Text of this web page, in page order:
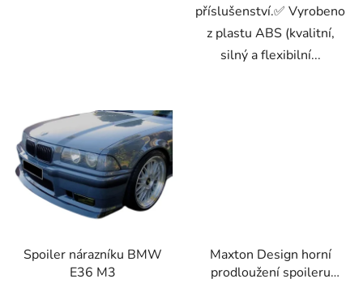
příslušenství.✅ Vyrobeno
z plastu ABS (kvalitní,
silný a flexibilní...
Spoiler nárazníku BMW
E36 M3
Maxton Design horní
prodloužení spoileru